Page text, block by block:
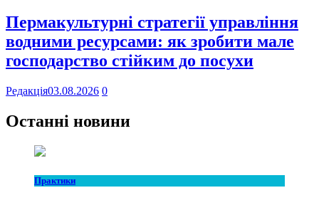
Пермакультурні стратегії управління
водними ресурсами: як зробити мале
господарство стійким до посухи
Редакція03.08.2026 0
Останні новини
Практики